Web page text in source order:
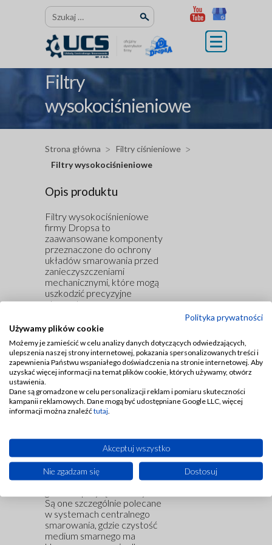
Szukaj:
Filtry
wysokociśnieniowe
Strona główna
Filtry ciśnieniowe
Filtry wysokociśnieniowe
Opis produktu
Filtry wysokociśnieniowe
firmy Dropsa to
zaawansowane komponenty
przeznaczone do ochrony
układów smarowania przed
zanieczyszczeniami
mechanicznymi, które mogą
uszkodzić precyzyjne
elementy maszyn.
Dzięki zastosowaniu
obudowy ze stali nierdzewnej
oraz wysokiej jakości
wkładów filtracyjnych,
zapewniają one skuteczną
filtrację przy zachowaniu
wysokiej trwałości i
niezawodności.
różnych wersjach,
dostosowanych do
specyficznych potrzeb
aplikacji, takich jak różne
stopnie filtracji czy rodzaje
Są one szczególnie polecane
w systemach centralnego
smarowania, gdzie czystość
medium smarnego ma
Polityka prywatności
Używamy plików cookie
Możemy je zamieścić w celu analizy danych dotyczących odwiedzających,
ulepszenia naszej strony internetowej, pokazania spersonalizowanych treści i
zapewnienia Państwu wspaniałego doświadczenia na stronie internetowej. Aby
uzyskać więcej informacji na temat plików cookie, których używamy, otwórz
ustawienia.
Dane są gromadzone w celu personalizacji reklam i pomiaru skuteczności
kampanii reklamowych. Dane mogą być udostępniane Google LLC, więcej
informacji można znaleźć tutaj
Akceptuj wszystko
Nie zgadzam się Dostosuj